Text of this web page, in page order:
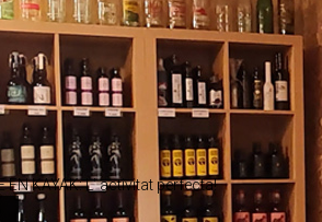
EN KAYAK: L' activitat perfecta!